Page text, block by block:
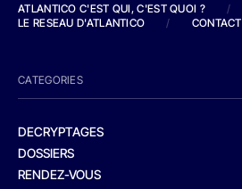
ATLANTICO C'EST QUI, C'EST QUOI ?
/
LE RESEAU D'ATLANTICO
/ CONTACT
CATEGORIES
DECRYPTAGES
DOSSIERS
RENDEZ-VOUS